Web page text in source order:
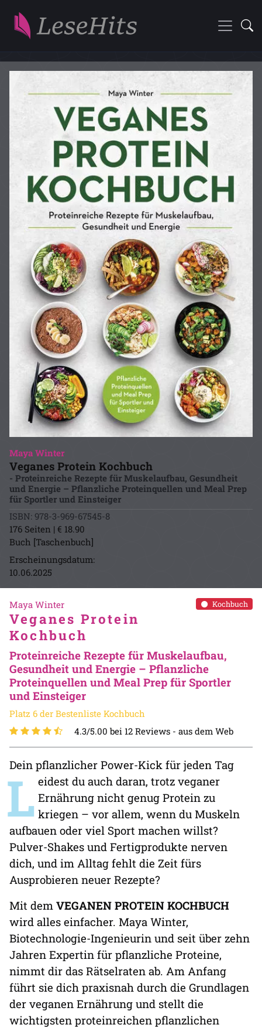
Maya Winter
Veganes Protein Kochbuch
- Proteinreiche Rezepte für Muskelaufbau, Gesundheit
und Energie – Pflanzliche Proteinquellen und Meal Prep
für Sportler und Einsteiger
ISBN: 978-3-969-67545-8
176 Seiten | € 18.90
Buch [Taschenbuch]
Erscheinungsdatum:
10.06.2025
Kochbuch
Maya Winter
Veganes Protein
Kochbuch
Proteinreiche Rezepte für Muskelaufbau,
Gesundheit und Energie – Pflanzliche
Proteinquellen und Meal Prep für Sportler
und Einsteiger
Platz 6 der Bestenliste Kochbuch
4.3/5.00 bei 12 Reviews - aus dem Web
Dein pflanzlicher Power-Kick für jeden Tag
L eidest du auch daran, trotz veganer
Ernährung nicht genug Protein zu
kriegen – vor allem, wenn du Muskeln
aufbauen oder viel Sport machen willst?
Pulver-Shakes und Fertigprodukte nerven
dich, und im Alltag fehlt die Zeit fürs
Ausprobieren neuer Rezepte?
Mit dem VEGANEN PROTEIN KOCHBUCH
wird alles einfacher. Maya Winter,
Biotechnologie-Ingenieurin und seit über zehn
Jahren Expertin für pflanzliche Proteine,
nimmt dir das Rätselraten ab. Am Anfang
führt sie dich praxisnah durch die Grundlagen
der veganen Ernährung und stellt die
wichtigsten proteinreichen pflanzlichen